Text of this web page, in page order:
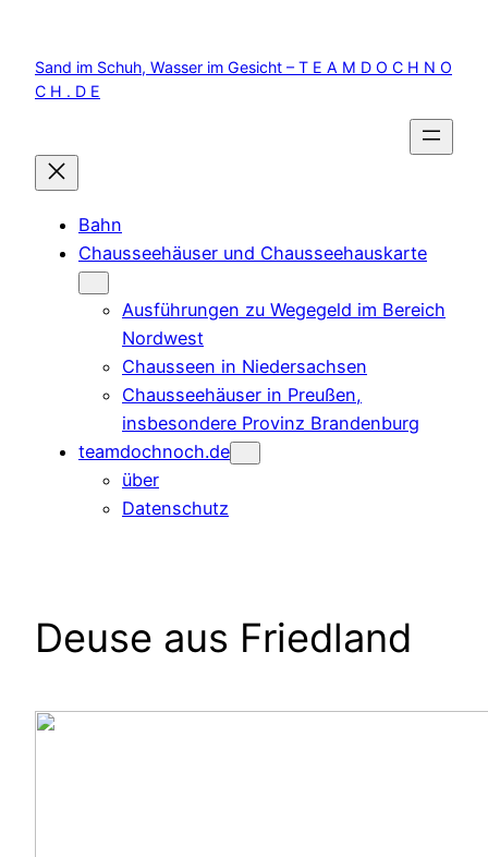
springen
Sand im Schuh, Wasser im Gesicht – T E A M D O C H N O
C H . D E
Bahn
Chausseehäuser und Chausseehauskarte
Ausführungen zu Wegegeld im Bereich
Nordwest
Chausseen in Niedersachsen
Chausseehäuser in Preußen,
insbesondere Provinz Brandenburg
teamdochnoch.de
über
Datenschutz
Deuse aus Friedland